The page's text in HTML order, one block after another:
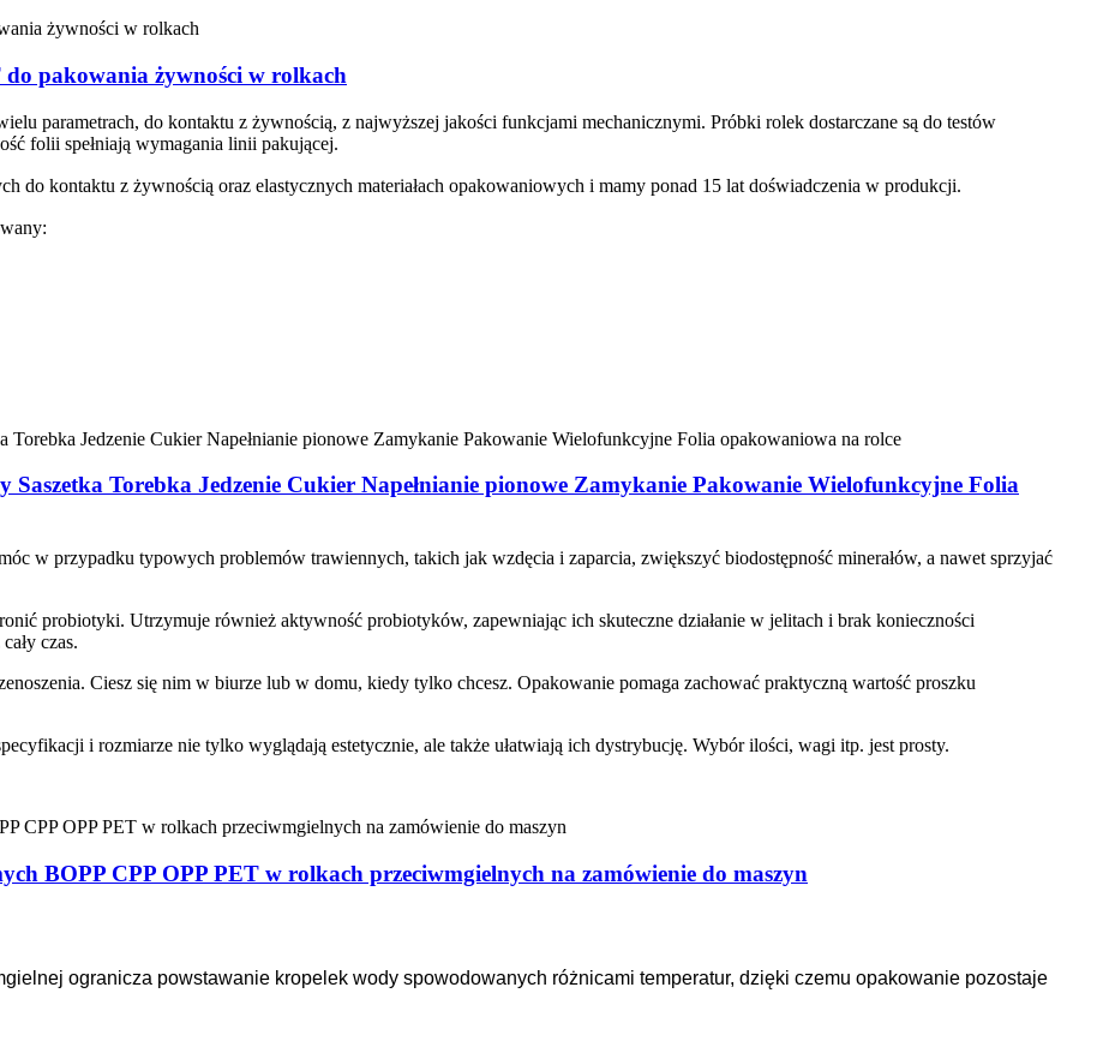
pakowania żywności w rolkach
parametrach, do kontaktu z żywnością, z najwyższej jakości funkcjami mechanicznymi. Próbki rolek dostarczane są do testów
folii spełniają wymagania linii pakującej.
do kontaktu z żywnością oraz elastycznych materiałach opakowaniowych i mamy ponad 15 lat doświadczenia w produkcji.
Saszetka Torebka Jedzenie Cukier Napełnianie pionowe Zamykanie Pakowanie Wielofunkcyjne Folia
w przypadku typowych problemów trawiennych, takich jak wzdęcia i zaparcia, zwiększyć biodostępność minerałów, a nawet sprzyjać
probiotyki. Utrzymuje również aktywność probiotyków, zapewniając ich skuteczne działanie w jelitach i brak konieczności
czas.
Ciesz się nim w biurze lub w domu, kiedy tylko chcesz. Opakowanie pomaga zachować praktyczną wartość proszku
i rozmiarze nie tylko wyglądają estetycznie, ale także ułatwiają ich dystrybucję. Wybór ilości, wagi itp. jest prosty.
BOPP CPP OPP PET w rolkach przeciwmgielnych na zamówienie do maszyn
ogranicza powstawanie kropelek wody spowodowanych różnicami temperatur, dzięki czemu opakowanie pozostaje